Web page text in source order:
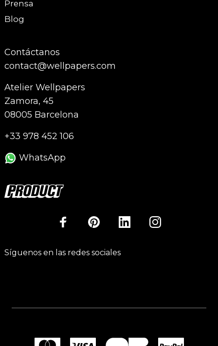
Prensa
Blog
Contáctanos
contact@wellpapers.com
Atelier Wellpapers
Zamora, 45
08005 Barcelona
+33 978 452 106
WhatsApp
Síguenos en las redes sociales